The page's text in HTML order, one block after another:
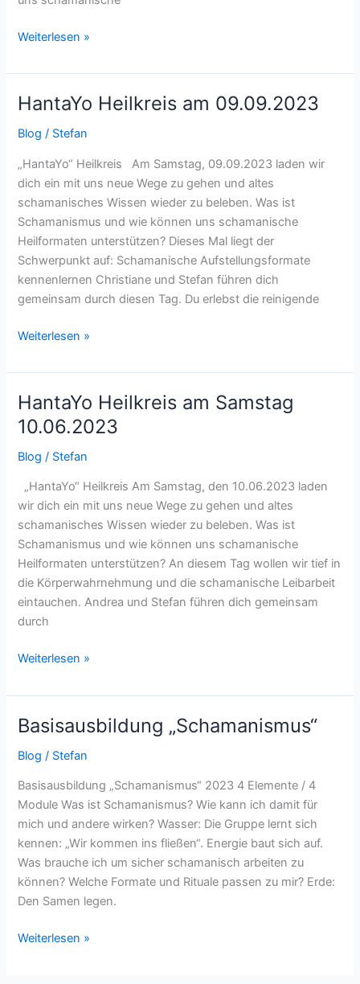
Weiterlesen »
HantaYo Heilkreis am 09.09.2023
Blog / Stefan
„HantaYo“ Heilkreis Am Samstag, 09.09.2023 laden wir
dich ein mit uns neue Wege zu gehen und altes
schamanisches Wissen wieder zu beleben. Was ist
Schamanismus und wie können uns schamanische
Heilformaten unterstützen? Dieses Mal liegt der
Schwerpunkt auf: Schamanische Aufstellungsformate
kennenlernen Christiane und Stefan führen dich
gemeinsam durch diesen Tag. Du erlebst die reinigende
HantaYo
am
09.09.2023
Weiterlesen »
HantaYo Heilkreis am Samstag
10.06.2023
Blog / Stefan
„HantaYo“ Heilkreis Am Samstag, den 10.06.2023 laden
wir dich ein mit uns neue Wege zu gehen und altes
schamanisches Wissen wieder zu beleben. Was ist
Schamanismus und wie können uns schamanische
Heilformaten unterstützen? An diesem Tag wollen wir tief in
die Körperwahrnehmung und die schamanische Leibarbeit
eintauchen. Andrea und Stefan führen dich gemeinsam
durch
HantaYo
Heilkreis
am
Samstag
Weiterlesen »
Basisausbildung „Schamanismus“
Blog / Stefan
Basisausbildung „Schamanismus“ 2023 4 Elemente / 4
Module Was ist Schamanismus? Wie kann ich damit für
mich und andere wirken? Wasser: Die Gruppe lernt sich
kennen: „Wir kommen ins fließen“. Energie baut sich auf.
Was brauche ich um sicher schamanisch arbeiten zu
können? Welche Formate und Rituale passen zu mir? Erde:
Den Samen legen.
Basisausbildung
Weiterlesen »